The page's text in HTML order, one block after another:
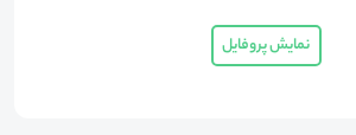
نمایش پروفایل